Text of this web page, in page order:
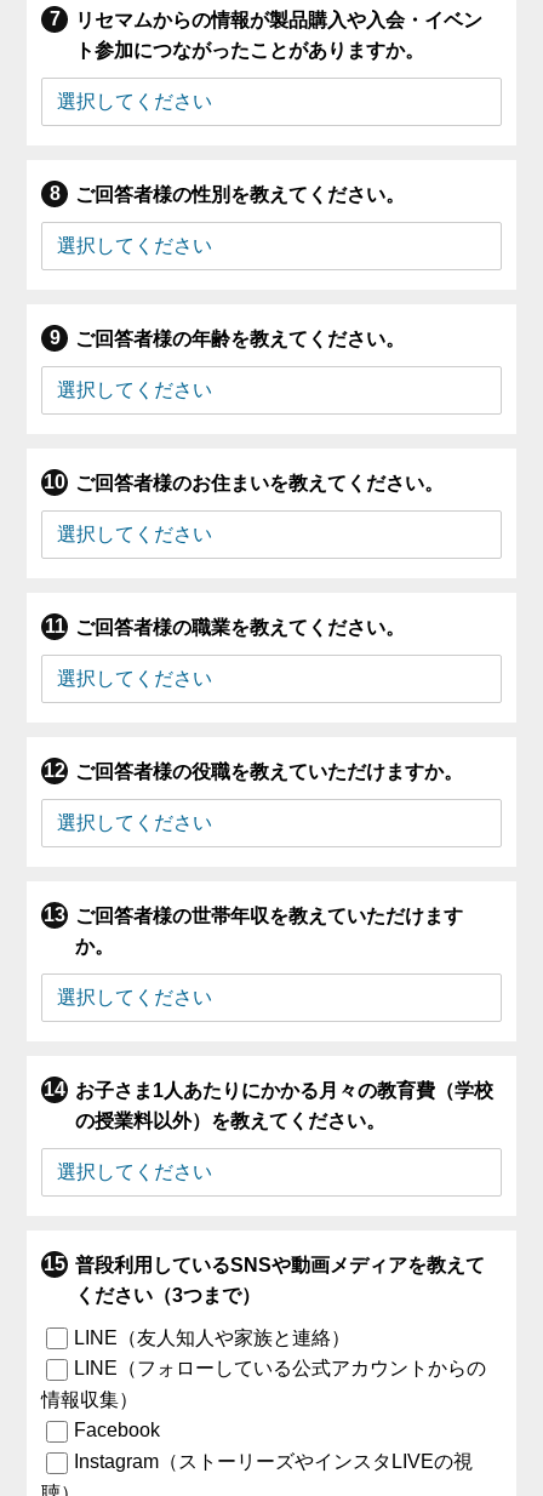
リセマムからの情報が製品購入や入会・イベン
ト参加につながったことがありますか。
ご回答者様の性別を教えてください。
ご回答者様の年齢を教えてください。
ご回答者様のお住まいを教えてください。
ご回答者様の職業を教えてください。
ご回答者様の役職を教えていただけますか。
ご回答者様の世帯年収を教えていただけます
か。
お子さま1人あたりにかかる月々の教育費（学校
の授業料以外）を教えてください。
普段利用しているSNSや動画メディアを教えて
ください（3つまで）
LINE（友人知人や家族と連絡）
LINE（フォローしている公式アカウントからの
情報収集）
Facebook
Instagram（ストーリーズやインスタLIVEの視